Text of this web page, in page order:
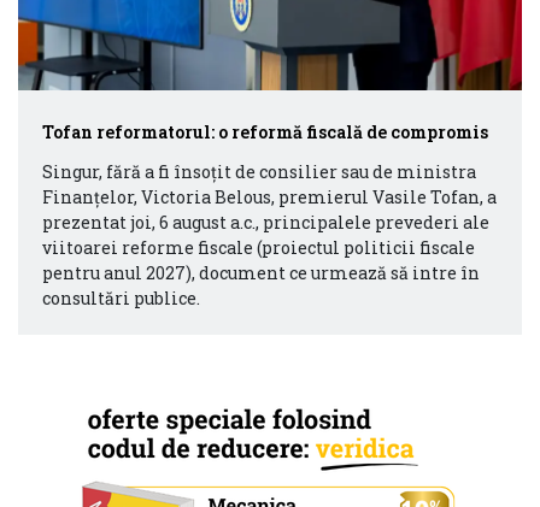
Tofan reformatorul: o reformă fiscală de compromis
Singur, fără a fi însoțit de consilier sau de ministra
Finanțelor, Victoria Belous, premierul Vasile Tofan, a
prezentat joi, 6 august a.c., principalele prevederi ale
viitoarei reforme fiscale (proiectul politicii fiscale
pentru anul 2027), document ce urmează să intre în
consultări publice.